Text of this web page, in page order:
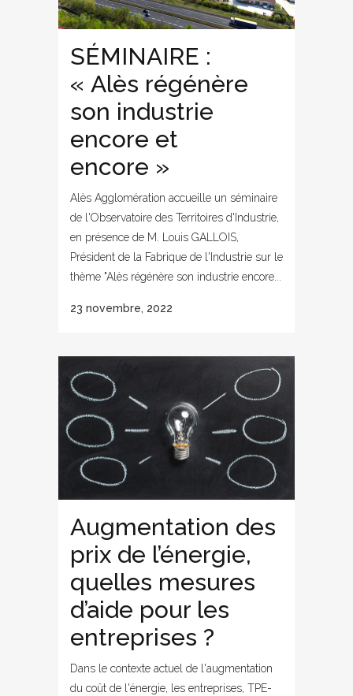
SÉMINAIRE :
« Alès régénère
son industrie
encore et
encore »
Alès Agglomération accueille un séminaire
de l'Observatoire des Territoires d'Industrie,
en présence de M. Louis GALLOIS,
Président de la Fabrique de l'Industrie sur le
thème "Alès régénère son industrie encore...
23 novembre, 2022
Augmentation des
prix de l’énergie,
quelles mesures
d’aide pour les
entreprises ?
Dans le contexte actuel de l'augmentation
du coût de l'énergie, les entreprises, TPE-